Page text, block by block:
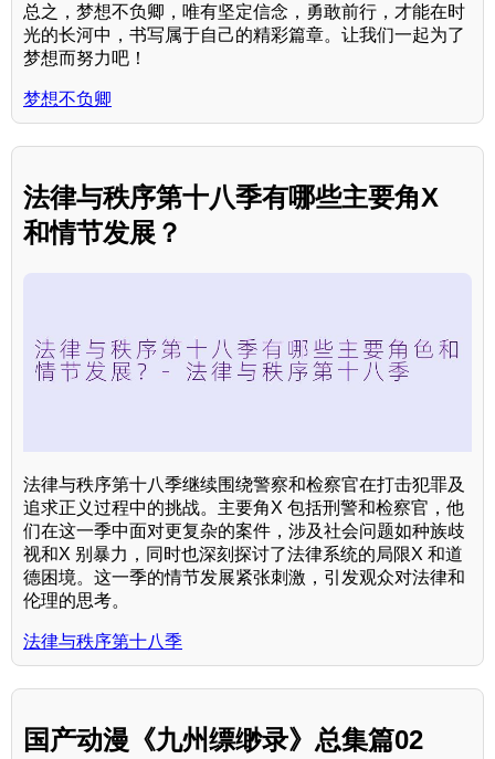
总之，梦想不负卿，唯有坚定信念，勇敢前行，才能在时
光的长河中，书写属于自己的精彩篇章。让我们一起为了
梦想而努力吧！
梦想不负卿
法律与秩序第十八季有哪些主要角X
和情节发展？
法律与秩序第十八季继续围绕警察和检察官在打击犯罪及
追求正义过程中的挑战。主要角X 包括刑警和检察官，他
们在这一季中面对更复杂的案件，涉及社会问题如种族歧
视和X 别暴力，同时也深刻探讨了法律系统的局限X 和道
德困境。这一季的情节发展紧张刺激，引发观众对法律和
伦理的思考。
法律与秩序第十八季
国产动漫《九州缥缈录》总集篇02